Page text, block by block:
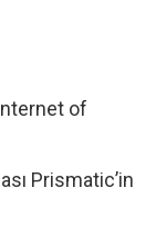
of
Prismatic’in